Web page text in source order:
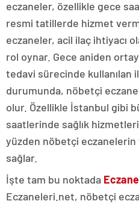
eczaneler, özellikle gece
resmi tatillerde hizmet
eczaneler, acil ilaç ihtiyacı
rol oynar. Gece aniden
tedavi sürecinde kullanılan
durumunda, nöbetçi
olur. Özellikle İstanbul gibi
saatlerinde sağlık
yüzden nöbetçi eczanelerin
sağlar.
İşte tam bu noktada
Eczaneleri.net, nöbetçi